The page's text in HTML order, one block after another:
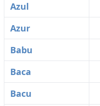
Azul
Azur
Babu
Baca
Bacu